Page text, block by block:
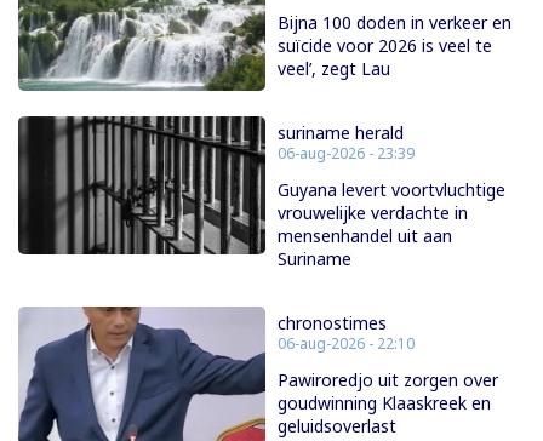
Bijna 100 doden in verkeer en
suïcide voor 2026 is veel te
veel’, zegt Lau
suriname herald
06-aug-2026 - 23:39
Guyana levert voortvluchtige
vrouwelijke verdachte in
mensenhandel uit aan
Suriname
chronostimes
06-aug-2026 - 22:10
Pawiroredjo uit zorgen over
goudwinning Klaaskreek en
geluidsoverlast